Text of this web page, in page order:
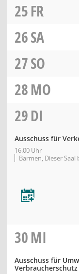
25FR
26SA
27SO
28MO
29DI
Ausschuss für
16:00 Uhr
Barmen, Dieser
30MI
Ausschuss für